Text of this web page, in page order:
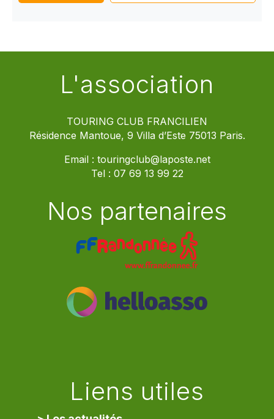
L'association
TOURING CLUB FRANCILIEN
Résidence Mantoue, 9 Villa d’Este 75013 Paris.
Email : touringclub@laposte.net
Tel : 07 69 13 99 22
Nos partenaires
Liens utiles